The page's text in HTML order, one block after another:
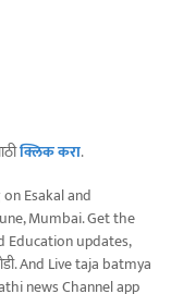
क्लिक करा.
Esakal and
Mumbai. Get the
Education updates,
And Live taja batmya
news Channel app